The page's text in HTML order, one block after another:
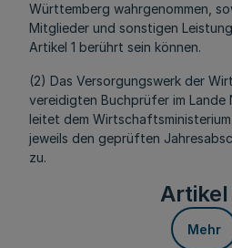
Württemberg wahrgenommen,
Mitglieder und sonstigen
Artikel 1 berührt sein können.
(2) Das Versorgungswerk der
vereidigten Buchprüfer im Lande
leitet dem
jeweils den geprüften
zu.
Artikel
Mehr